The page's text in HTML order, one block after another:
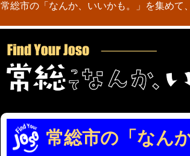
常総市の「なんか、いいかも。」を集めて
常総市の「なん